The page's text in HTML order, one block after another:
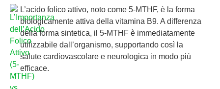
L’acido folico attivo, noto come 5-MTHF, è la forma
biologicamente attiva della vitamina B9. A differenza
della forma sintetica, il 5-MTHF è immediatamente
utilizzabile dall’organismo, supportando così la
salute cardiovascolare e neurologica in modo più
efficace.